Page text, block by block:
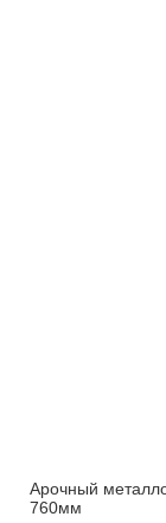
Арочный
760мм